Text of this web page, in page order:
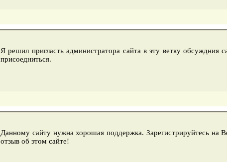
Я решил пригласть администратора сайта в эту ветку обсуждния
присоедниться.
Данному сайту нужна хорошая поддержка. Зарегистрируйтесь на
отзыв об этом сайте!